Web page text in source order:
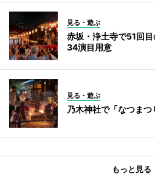
見る・遊ぶ
赤坂・浄土寺で51回
34演目用意
見る・遊ぶ
乃木神社で「なつま
もっと見る